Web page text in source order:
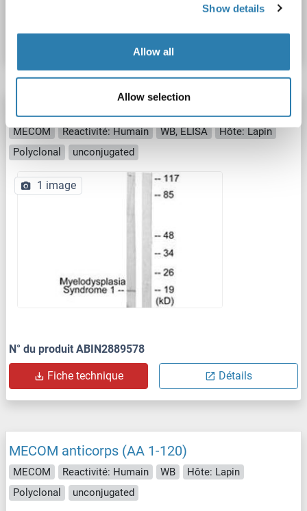
Show details
Allow all
Allow selection
Fiche technique Détails
MECOM anticorps (AA 1-50)
MECOM Reactivité: Humain WB, ELISA
Hôte: Lapin
Polyclonal
unconjugated
1 image
N° du produit ABIN2889578
Fiche technique Détails
MECOM anticorps (AA 1-120)
MECOM Reactivité: Humain WB
Hôte: Lapin
Polyclonal
unconjugated